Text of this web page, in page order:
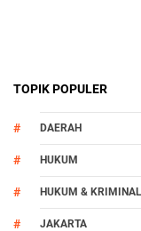
TOPIK POPULER
DAERAH
HUKUM
HUKUM & KRIMINAL
JAKARTA